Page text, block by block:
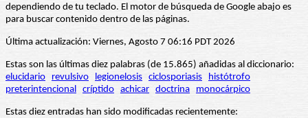
dependiendo de tu teclado. El motor de búsqueda de Google abajo es
para buscar contenido dentro de las páginas.
Última actualización: Viernes, Agosto 7 06:16 PDT 2026
Estas son las últimas diez palabras (de 15.865) añadidas al diccionario:
elucidario
revulsivo legionelosis ciclosporiasis
histótrofo
preterintencional
críptido achicar doctrina monocárpico
Estas diez entradas han sido modificadas recientemente: